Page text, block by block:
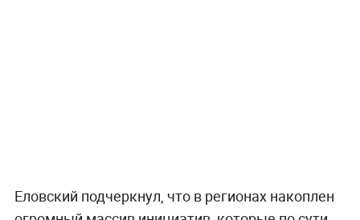
Еловский подчеркнул, что в регионах накоплен